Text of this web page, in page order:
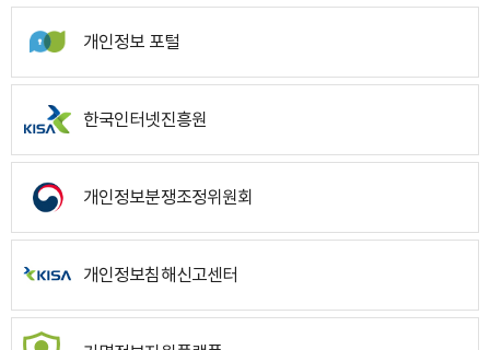
개인정보 포털
한국인터넷진흥원
개인정보분쟁조정위원회
개인정보침해신고센터